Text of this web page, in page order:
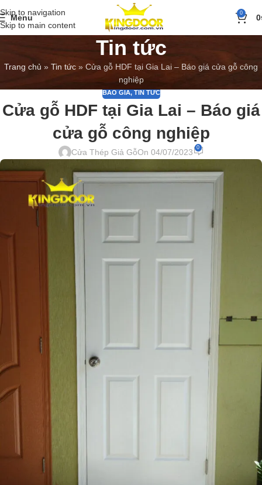
Skip to navigation
Skip to main content
Menu 0 0
Tin tức
Trang chủ » Tin tức » Cửa gỗ HDF tại Gia Lai – Báo giá cửa gỗ công
nghiệp
BÁO GIÁ, TIN TỨC
Cửa gỗ HDF tại Gia Lai – Báo giá
cửa gỗ công nghiệp
Cửa Thép Giả GỗOn 04/07/2023 0